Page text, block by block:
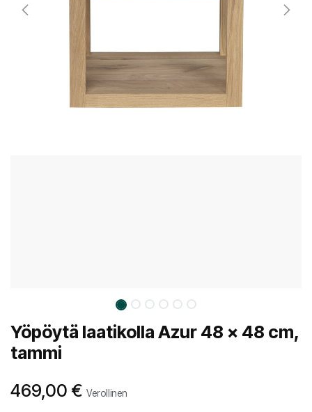
Yöpöytä laatikolla Azur 48 x 48 cm,
tammi
469,00 € Verollinen